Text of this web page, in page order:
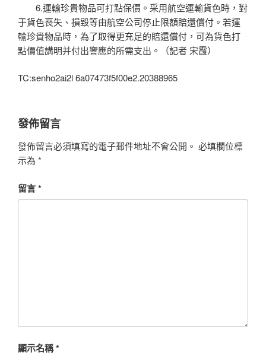
6.運輸珍貴物品可打點保價。采用航空運輸貨色時，對
于貨色喪失、損毀等由航空公司停止限額賠還償付。若運
輸珍貴物品時，為了取得更充足的賠還償付，可為貨色打
點價值講明并付出響應的所需支出。（記者 宋霞）
TC:senho2ai2l 6a07473f5f00e2.20388965
發佈留言
發佈留言必須填寫的電子郵件地址不會公開。 必填欄位標
示為 *
留言*
顯示名稱*